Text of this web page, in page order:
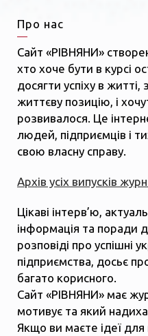
Про нас
Сайт «РІВНЯНИ»
хто хоче бути в курсі
досягти успіху в
життєву позицію, і
розвивалося. Це
людей, підприємців і
свою власну справу.
Архів усіх випусків
Цікаві інтерв’ю,
інформація та поради
розповіді про успішні
підприємства, досьє
багато корисного.
Сайт «РІВНЯНИ» має
мотивує та який
Якщо ви маєте ідеї для